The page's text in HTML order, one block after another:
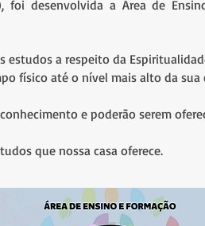
foi desenvolvida a Área de
a respeito da
físico até o nível mais alto da
e poderão serem
que nossa casa oferece.